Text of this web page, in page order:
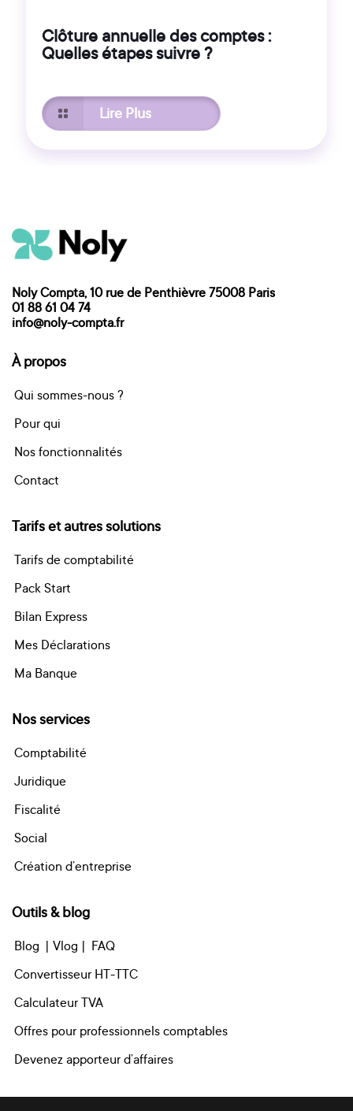
Clôture annuelle des comptes :
Quelles étapes suivre ?
Lire Plus
Noly Compta, 10 rue de Penthièvre 75008 Paris
01 88 61 04 74
info@noly-compta.fr
À propos
Qui sommes-nous ?
Pour qui
Nos fonctionnalités
Contact
Tarifs et autres solutions
Tarifs de comptabilité
Pack Start
Bilan Express
Mes Déclarations
Ma Banque
Nos services
Comptabilité
Juridique
Fiscalité
Social
Création d’entreprise
Outils & blog
Blog | Vlog | FAQ
Convertisseur HT-TTC
Calculateur TVA
Offres pour professionnels comptables
Devenez apporteur d’affaires